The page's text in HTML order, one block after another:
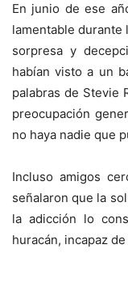
En junio de ese
lamentable durante
sorpresa y
habían visto a un
palabras de Stevie
preocupación
no haya nadie que
Incluso amigos
señalaron que la
la adicción lo
huracán, incapaz